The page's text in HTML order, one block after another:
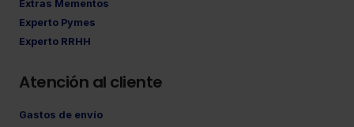
Extras Mementos
Experto Pymes
Experto RRHH
Atención al cliente
Gastos de envío